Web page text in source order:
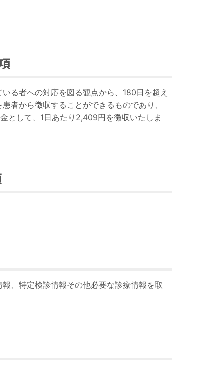
る者への対応を図る観点から、 180日を超え
者から徴収することができるものであり、
として、 1日あたり 2,409円を徴収いたしま
、特定検診情報その他必要な診療情報を取